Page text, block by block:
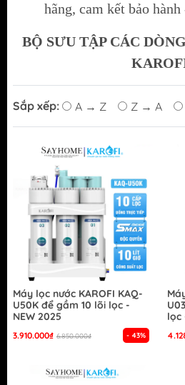
hãng, cam kết bảo
BỘ SƯU TẬP CÁC
Sắp xếp: A → Z Z → A
- 43%
Máy lọc nước KAROFI KAQ-
U50K để gầm 10 lõi lọc -
NEW 2025
3.910.000₫ 6.850.000₫
lọc